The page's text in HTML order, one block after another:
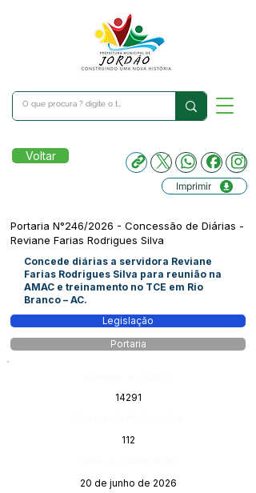
Voltar
Imprimir
Portaria N°246/2026 - Concessão de Diárias -
Reviane Farias Rodrigues Silva
Concede diárias a servidora Reviane
Farias Rodrigues Silva para reunião na
AMAC e treinamento no TCE em Rio
Branco – AC.
Legislação
Portaria
14291
112
20 de junho de 2026